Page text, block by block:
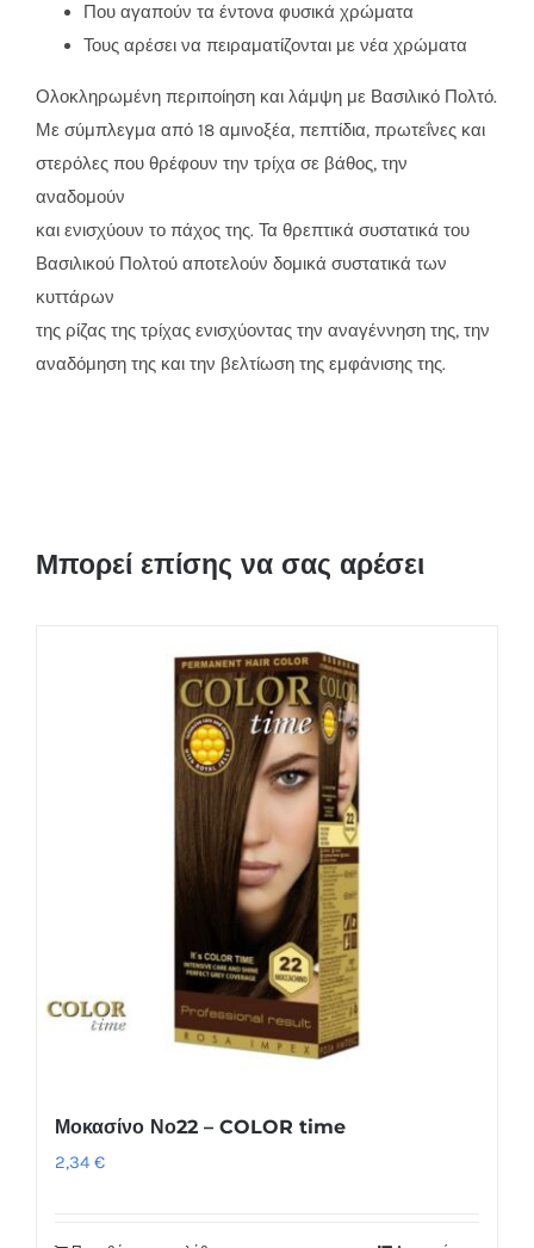
Που αγαπούν τα έντονα φυσικά χρώματα
Τους αρέσει να πειραματίζονται με νέα χρώματα
Ολοκληρωμένη περιποίηση και λάμψη με Βασιλικό Πολτό.
Με σύμπλεγμα από 18 αμινοξέα, πεπτίδια, πρωτεΐνες και
στερόλες που θρέφουν την τρίχα σε βάθος, την
αναδομούν
και ενισχύουν το πάχος της. Τα θρεπτικά συστατικά του
Βασιλικού Πολτού αποτελούν δομικά συστατικά των
κυττάρων
της ρίζας της τρίχας ενισχύοντας την αναγέννηση της, την
αναδόμηση της και την βελτίωση της εμφάνισης της.
Μπορεί επίσης να σας αρέσει
Μοκασίνο Νο22 – COLOR time
2,34 €